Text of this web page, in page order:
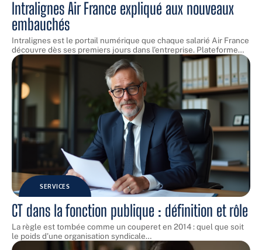
Intralignes Air France expliqué aux nouveaux
embauchés
Intralignes est le portail numérique que chaque salarié Air France
découvre dès ses premiers jours dans l'entreprise. Plateforme…
SERVICES
CT dans la fonction publique : définition et rôle
La règle est tombée comme un couperet en 2014 : quel que soit
le poids d'une organisation syndicale…